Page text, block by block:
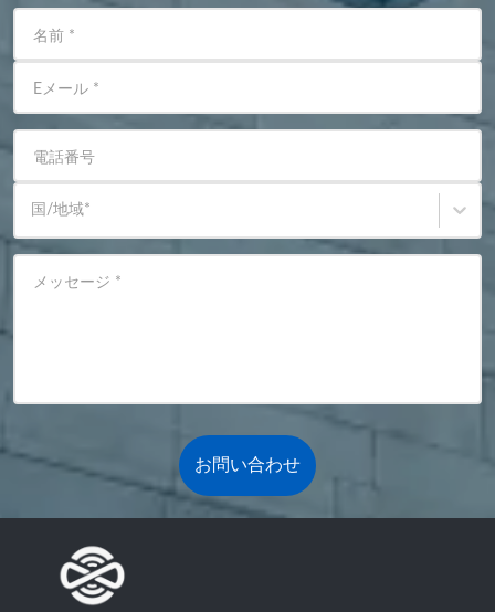
名前 *
Eメール *
電話番号
国/地域*
メッセージ *
お問い合わせ